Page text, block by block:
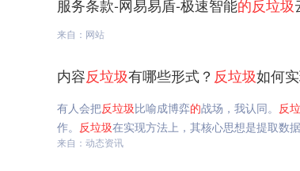
服务条款-网易易盾-极速智能的反垃圾
来自：网站
内容反垃圾有哪些形式？ 反垃圾如何
有人会把反垃圾比喻成博弈的战场，我认同。 反
作。 反垃圾在实现方法上，其核心思想是提取数
来自：动态资讯